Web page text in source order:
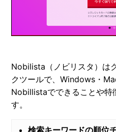
Nobilista（ノビリスタ）は
クツールで、Windows・
Nobillistaでできることや特
す。
検索キーワードの順位